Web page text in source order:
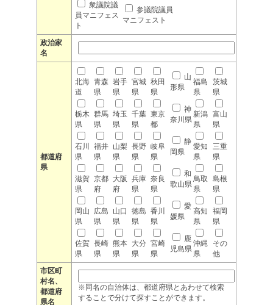
衆議院議
員マニフェス
ト
参議院議員
マニフェスト
政治家
名
都道府
県
北海
道
青森
県
岩手
県
宮城
県
秋田
県
山
形県
福島
県
茨城
県
栃木
県
群馬
県
埼玉
県
千葉
県
東京
都
神
奈川県
新潟
県
富山
県
石川
県
福井
県
山梨
県
長野
県
岐阜
県
静
岡県
愛知
県
三重
県
滋賀
県
京都
府
大阪
府
兵庫
県
奈良
県
和
歌山県
鳥取
県
島根
県
岡山
県
広島
県
山口
県
徳島
県
香川
県
愛
媛県
高知
県
福岡
県
佐賀
県
長崎
県
熊本
県
大分
県
宮崎
県
鹿
児島県
沖縄
県
その
他
市区町
村名、
都道府
県名
※同名の自治体は、都道府県とあわせて検索
することで分けて探すことができます。